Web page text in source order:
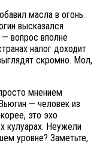
масла в огонь.
высказался
вопрос вполне
налог доходит
скромно. Мол,
мнением
— человек из
это эхо
кулуарах. Неужели
уровне? Заметьте,